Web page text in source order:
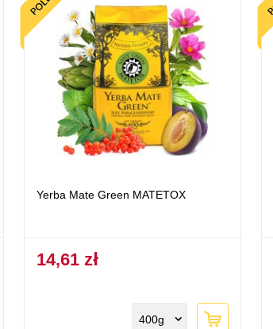
Yerba Mate Green MATETOX
14,61 zł
400g